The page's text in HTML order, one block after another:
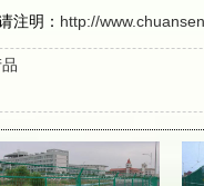
注明： http://